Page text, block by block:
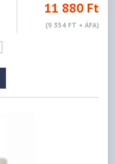
11 880 Ft
(9 354 FT + ÁFA)